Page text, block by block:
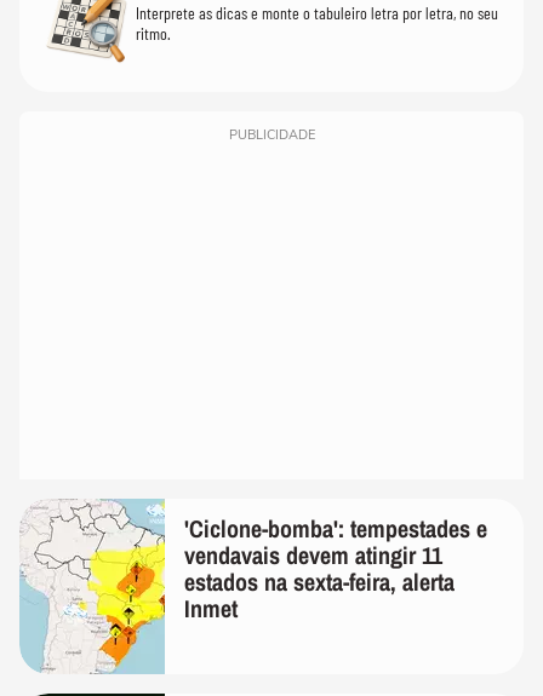
Interprete as dicas e monte o tabuleiro letra por letra, no seu
ritmo.
PUBLICIDADE
'Ciclone-bomba': tempestades e
vendavais devem atingir 11
estados na sexta-feira, alerta
Inmet